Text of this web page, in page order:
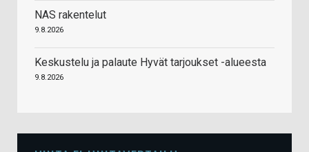
NAS rakentelut
9.8.2026
Keskustelu ja palaute Hyvät tarjoukset -alueesta
9.8.2026